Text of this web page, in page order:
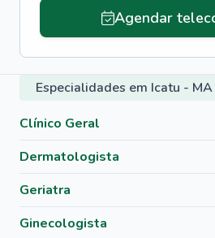
Agendar
Especialidades em Icatu - MA
Clínico Geral
Dermatologista
Geriatra
Ginecologista